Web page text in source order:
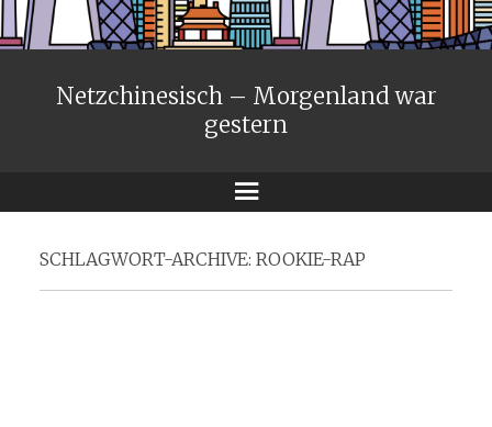
Netzchinesisch – Morgenland war
gestern
Menü
SCHLAGWORT-ARCHIVE: ROOKIE-RAP